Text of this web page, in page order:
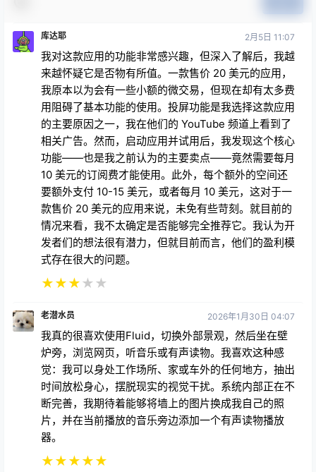
库达耶 2月5日 11:07
我对这款应用的功能非常感兴趣，但深入了解后，我越
来越怀疑它是否物有所值。一款售价 20 美元的应用，
我原本以为会有一些小额的微交易，但现在却有太多费
用阻碍了基本功能的使用。投屏功能是我选择这款应用
的主要原因之一，我在他们的 YouTube 频道上看到了
相关广告。然而，启动应用并试用后，我发现这个核心
功能——也是我之前认为的主要卖点——竟然需要每月
10 美元的订阅费才能使用。此外，每个额外的空间还
要额外支付 10-15 美元，或者每月 10 美元，这对于一
款售价 20 美元的应用来说，未免有些苛刻。就目前的
情况来看，我不太确定是否能够完全推荐它。我认为开
发者们的想法很有潜力，但就目前而言，他们的盈利模
式存在很大的问题。
★★★★ ★
老潜水员 2026年1月30日 04:07
我真的很喜欢使用Fluid，切换外部景观，然后坐在壁
炉旁，浏览网页，听音乐或有声读物。我喜欢这种感
觉：我可以身处工作场所、家或车外的任何地方，抽出
时间放松身心，摆脱现实的视觉干扰。系统内部正在不
断完善，我期待着能够将墙上的图片换成我自己的照
片，并在当前播放的音乐旁边添加一个有声读物播放
器。
★★★★★